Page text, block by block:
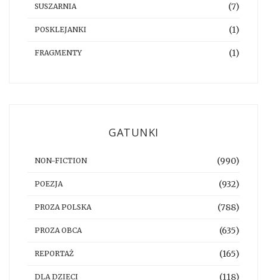
SUSZARNIA (7)
POSKLEJANKI (1)
FRAGMENTY (1)
GATUNKI
NON-FICTION (990)
POEZJA (932)
PROZA POLSKA (788)
PROZA OBCA (635)
REPORTAŻ (165)
DLA DZIECI (118)